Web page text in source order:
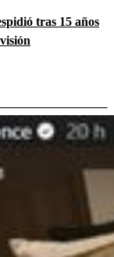
tras 15 años